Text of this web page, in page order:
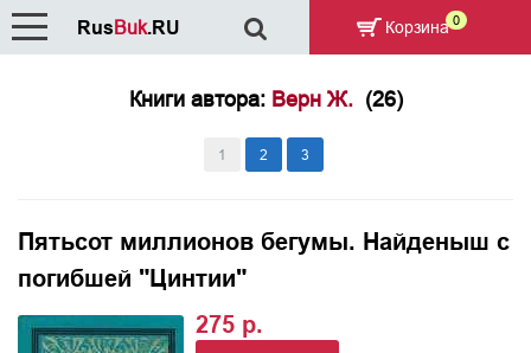
Книги автора: Верн Ж. (26)
1 2 3
Пятьсот миллионов бегумы. Найденыш с
погибшей "Цинтии"
275 р.
RusBuk.RU Корзина 0